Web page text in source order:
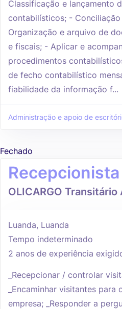
Classificação e lançamento
contabilísticos; -
Organização e arquivo de
e fiscais; - Aplicar e
procedimentos
de fecho contabilístico
fiabilidade da informação f...
Administração e apoio de
Fechado
OLICARGO Transitário
Luanda, Luanda
Tempo indeterminado
2 anos de experiência
_Recepcionar / controlar
_Encaminhar visitantes
empresa; _Responder a